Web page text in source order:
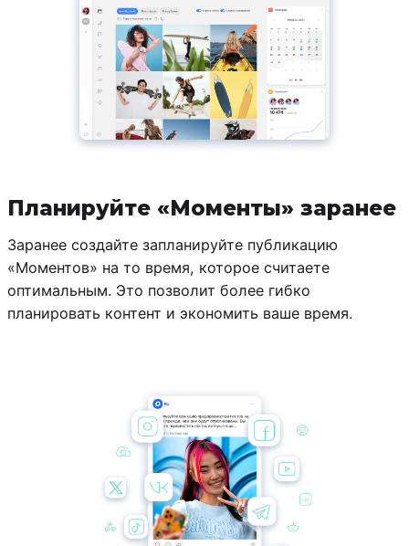
Планируйте «Моменты» заранее
Заранее создайте запланируйте публикацию
«Моментов» на то время, которое считаете
оптимальным. Это позволит более гибко
планировать контент и экономить ваше время.